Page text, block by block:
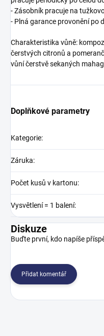
- Zásobník pracuje na
- Plná garance provonění po
Charakteristika vůně:
čerstvých citronů a
vůní čerstvě sekaných
Doplňkové parametry
Kategorie:
Záruka:
Počet kusů v kartonu:
Vysvětlení = 1 balení:
Diskuze
Buďte první, kdo napíše
Přidat komentář